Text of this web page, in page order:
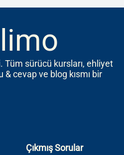
Tüm sürücü kursları, ehliyet
& cevap ve blog kısmı bir
Çıkmış Sorular